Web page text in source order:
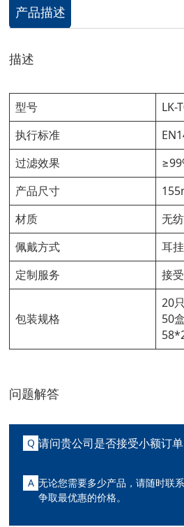
产品描述
描述
型号
LK-
执行标准
过滤效果
产品尺寸
材质
无
佩戴方式
耳
定制服务
接
包装规格
20
50
问题解答
Q 请问贵公司是否接受小额订单
A 无论您需要多少产品，请随时联
争取最优惠的价格。